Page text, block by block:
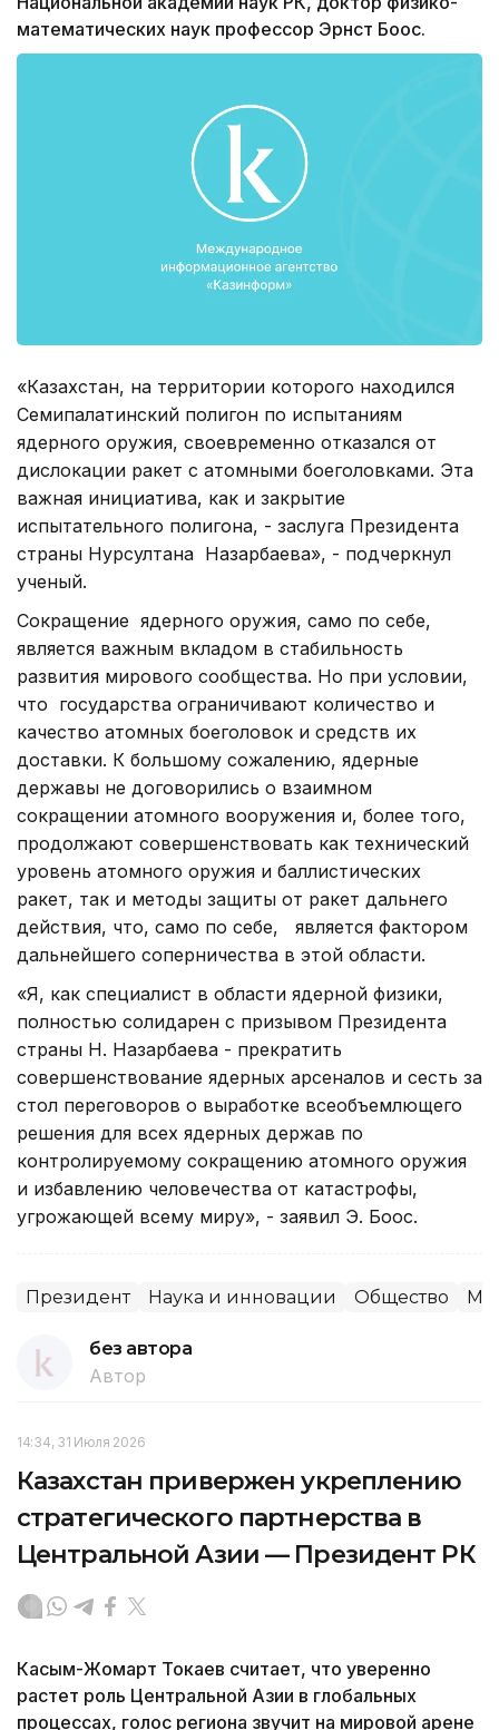
математических наук профессор Эрнст Боос.
«Казахстан, на территории которого находился
Семипалатинский полигон по испытаниям
ядерного оружия, своевременно отказался от
дислокации ракет с атомными боеголовками. Эта
важная инициатива, как и закрытие
испытательного полигона, - заслуга Президента
страны Нурсултана Назарбаева», - подчеркнул
ученый.
Сокращение ядерного оружия, само по себе,
является важным вкладом в стабильность
развития мирового сообщества. Но при условии,
что государства ограничивают количество и
качество атомных боеголовок и средств их
доставки. К большому сожалению, ядерные
державы не договорились о взаимном
сокращении атомного вооружения и, более того,
продолжают совершенствовать как технический
уровень атомного оружия и баллистических
ракет, так и методы защиты от ракет дальнего
действия, что, само по себе, является фактором
дальнейшего соперничества в этой области.
«Я, как специалист в области ядерной физики,
полностью солидарен с призывом Президента
страны Н. Назарбаева - прекратить
совершенствование ядерных арсеналов и сесть за
стол переговоров о выработке всеобъемлющего
решения для всех ядерных держав по
контролируемому сокращению атомного оружия
и избавлению человечества от катастрофы,
угрожающей всему миру», - заявил Э. Боос.
Президент Наука и инновации Общество
без автора
Автор
14:34, 31 Июля 2026
Казахстан привержен укреплению
стратегического партнерства в
Центральной Азии — Президент РК
Касым-Жомарт Токаев считает, что уверенно
растет роль Центральной Азии в глобальных
процессах, голос региона звучит на мировой арене